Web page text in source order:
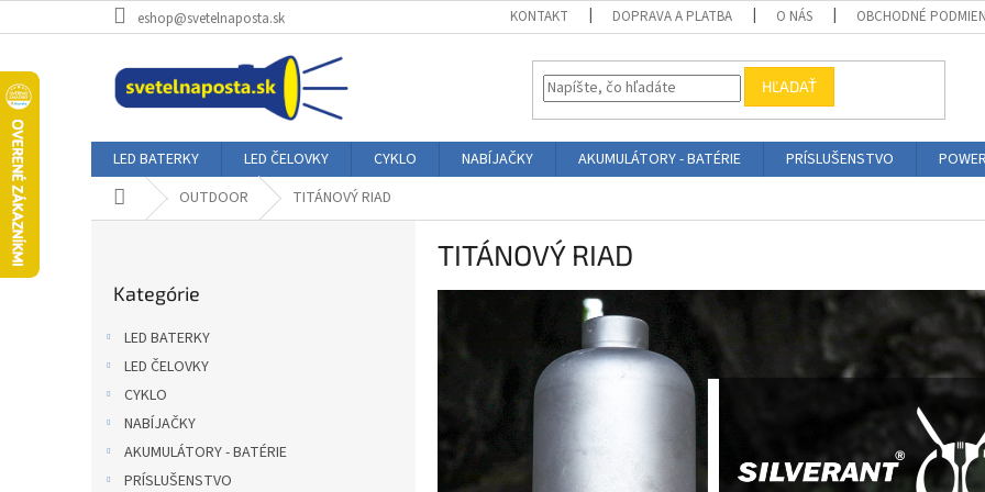
na
eshop@svetelnaposta.sk KONTAKT DOPRAVA A PLATBA O NÁS OBCHODNÉ
HĽADAŤ
LED BATERKY LED ČELOVKY CYKLO NABÍJAČKY AKUMULÁTORY - BATÉRIE PRÍSLUŠENSTVO
Domov OUTDOOR TITÁNOVÝ RIAD
kategórie
Kategórie
LED BATERKY
LED ČELOVKY
CYKLO
NABÍJAČKY
AKUMULÁTORY - BATÉRIE
PRÍSLUŠENSTVO
TITÁNOVÝ RIAD